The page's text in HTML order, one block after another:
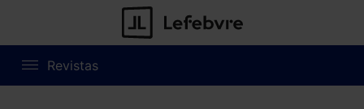
Revistas